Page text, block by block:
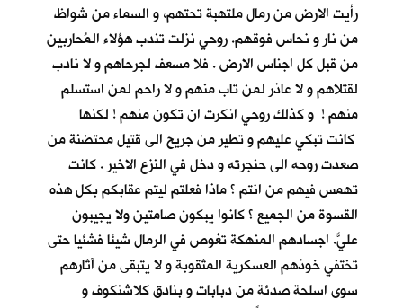
رأيت الارض من رمال ملتهبة تحتهم، و السماء من شواظ
من نار و نحاس فوقهم. روحي نزلت تندب هؤلاء المُحاربين
من قبل كل اجناس الارض . فلا مسعف لجرحاهم و لا نادب
لقتلاهم و لا عاذر لمن تاب منهم و لا راحم لمن استسلم
منهم ! و كذلك روحي انكرت ان تكون منهم ! لكنها
كانت تبكي عليهم و تطير من جريح الى قتيل محتضنة من
صعدت روحه الى حنجرته و دخل في النزع الاخير . كانت
تهمس فيهم من انتم ؟ ماذا فعلتم ليتم عقابكم بكل هذه
القسوة من الجميع ؟ كانوا يبكون صامتين ولا يجيبون
عليّ. اجسادهم المنهكة تغوص في الرمال شيئا فشئياً حتى
تختفي خوذهم العسكرية المثقوبة و لا يتبقى من آثارهم
سوى اسلحة صدئة من دبابات و بنادق كلاشنكوف و